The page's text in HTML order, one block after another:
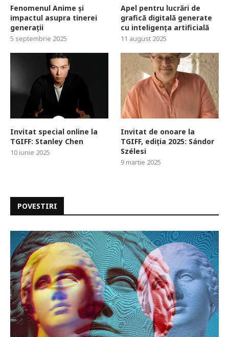
Fenomenul Anime și
impactul asupra tinerei
generații
5 septembrie 2025
Apel pentru lucrări de
grafică digitală generate
cu inteligența artificială
11 august 2025
Invitat special online la
TGIFF: Stanley Chen
10 iunie 2025
Invitat de onoare la
TGIFF, ediția 2025: Sándor
Szélesi
9 martie 2025
POVESTIRI